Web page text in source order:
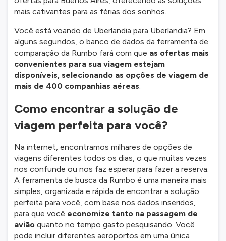
mais cativantes para as férias dos sonhos.
Você está voando de Uberlandia para Uberlandia? Em
alguns segundos, o banco de dados da ferramenta de
comparação da Rumbo fará com que as ofertas mais
convenientes para sua viagem estejam
disponíveis, selecionando as opções de viagem de
mais de 400 companhias aéreas.
Como encontrar a solução de
viagem perfeita para você?
Na internet, encontramos milhares de opções de
viagens diferentes todos os dias, o que muitas vezes
nos confunde ou nos faz esperar para fazer a reserva.
A ferramenta de busca da Rumbo é uma maneira mais
simples, organizada e rápida de encontrar a solução
perfeita para você, com base nos dados inseridos,
para que você economize tanto na passagem de
avião quanto no tempo gasto pesquisando. Você
pode incluir diferentes aeroportos em uma única